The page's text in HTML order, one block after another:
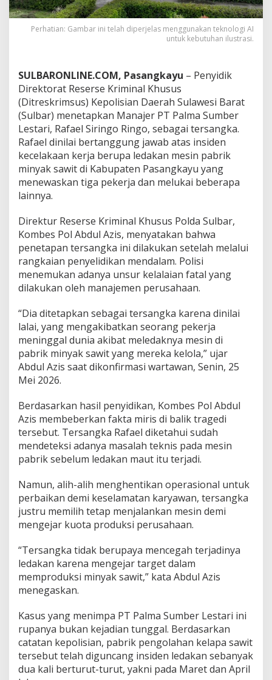
e
r
u
g
a
u
t
,
M
a
n
a
j
P
T
P
a
l
a
S
m
b
r
L
e
a
r
i
J
a
d
i
e
r
s
a
n
k
a
L
k
a
n
P
a
b
Perhatian: Gambar ini telah diperjelas menggunakan teknologi AI
untuk kebutuhan ilustrasi.
SULBARONLINE.COM, Pasangkayu – Penyidik
Direktorat Reserse Kriminal Khusus
(Ditreskrimsus) Kepolisian Daerah Sulawesi Barat
(Sulbar) menetapkan Manajer PT Palma Sumber
Lestari, Rafael Siringo Ringo, sebagai tersangka.
Rafael dinilai bertanggung jawab atas insiden
kecelakaan kerja berupa ledakan mesin pabrik
minyak sawit di Kabupaten Pasangkayu yang
menewaskan tiga pekerja dan melukai beberapa
lainnya.
Direktur Reserse Kriminal Khusus Polda Sulbar,
Kombes Pol Abdul Azis, menyatakan bahwa
penetapan tersangka ini dilakukan setelah melalui
rangkaian penyelidikan mendalam. Polisi
menemukan adanya unsur kelalaian fatal yang
dilakukan oleh manajemen perusahaan.
“Dia ditetapkan sebagai tersangka karena dinilai
lalai, yang mengakibatkan seorang pekerja
meninggal dunia akibat meledaknya mesin di
pabrik minyak sawit yang mereka kelola,” ujar
Abdul Azis saat dikonfirmasi wartawan, Senin, 25
Mei 2026.
Berdasarkan hasil penyidikan, Kombes Pol Abdul
Azis membeberkan fakta miris di balik tragedi
tersebut. Tersangka Rafael diketahui sudah
mendeteksi adanya masalah teknis pada mesin
pabrik sebelum ledakan maut itu terjadi.
Namun, alih-alih menghentikan operasional untuk
perbaikan demi keselamatan karyawan, tersangka
justru memilih tetap menjalankan mesin demi
mengejar kuota produksi perusahaan.
“Tersangka tidak berupaya mencegah terjadinya
ledakan karena mengejar target dalam
memproduksi minyak sawit,” kata Abdul Azis
menegaskan.
Kasus yang menimpa PT Palma Sumber Lestari ini
rupanya bukan kejadian tunggal. Berdasarkan
catatan kepolisian, pabrik pengolahan kelapa sawit
tersebut telah diguncang insiden ledakan sebanyak
dua kali berturut-turut, yakni pada Maret dan April